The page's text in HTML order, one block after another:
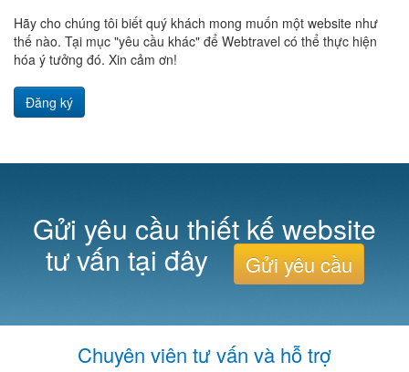
Hãy cho chúng tôi biết quý khách mong muốn một website như
thế nào. Tại mục "yêu cầu khác" để Webtravel có thể thực hiện
hóa ý tưởng đó. Xin cảm ơn!
Đăng ký
Gửi yêu cầu thiết kế website
tư vấn tại đây Gửi yêu cầu
Chuyên viên tư vấn và hỗ trợ